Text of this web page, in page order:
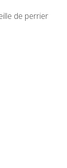
de perrier